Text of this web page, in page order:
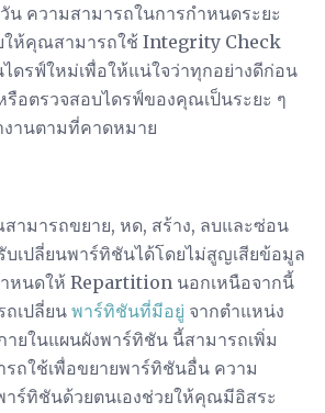
น ความสามารถในการกำหนดระยะ
ให้คุณสามารถใช้ Integrity Check
ดรฟ์ใหม่เพื่อให้แน่ใจว่าทุกอย่างดีก่อน
อตรวจสอบไดรฟ์ของคุณเป็นระยะ ๆ
งานตามที่คาดหมาย
ามารถขยาย, หด, สร้าง, ลบและซ่อน
เปลี่ยนพาร์ทิชันได้โดยไม่สูญเสียข้อมูล
นดให้ Repartition นอกเหนือจากนี้
เปลี่ยน พาร์ทิชันที่มีอยู่ จากตำแหน่ง
ายในแผนผังพาร์ทิชัน นี้สามารถเพิ่ม
ถใช้เพื่อขยายพาร์ทิชันอื่น ความ
าร์ทิชันด้วยตนเองช่วยให้คุณมีอิสระ